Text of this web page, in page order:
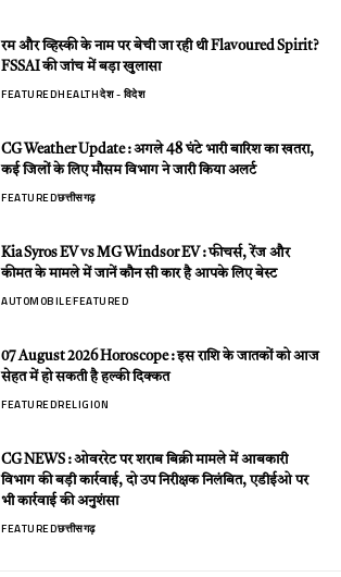
रम और व्हिस्की के नाम पर बेची जा रही थी Flavoured Spirit?
FSSAI की जांच में बड़ा खुलासा
FEATUREDHEALTHदेश - विदेश
CG Weather Update : अगले 48 घंटे भारी बारिश का खतरा,
कई जिलों के लिए मौसम विभाग ने जारी किया अलर्ट
FEATUREDछत्तीसगढ़
Kia Syros EV vs MG Windsor EV : फीचर्स, रेंज और
कीमत के मामले में जानें कौन सी कार है आपके लिए बेस्ट
AUTOMOBILEFEATURED
07 August 2026 Horoscope : इस राशि के जातकों को आज
सेहत में हो सकती है हल्की दिक्कत
FEATUREDRELIGION
CG NEWS : ओवररेट पर शराब बिक्री मामले में आबकारी
विभाग की बड़ी कार्रवाई, दो उप निरीक्षक निलंबित, एडीईओ पर
भी कार्रवाई की अनुशंसा
FEATUREDछत्तीसगढ़